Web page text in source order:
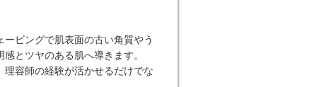
ビングで肌表面の古い角質やう
とツヤのある肌へ導きます。
容師の経験が活かせるだけでな